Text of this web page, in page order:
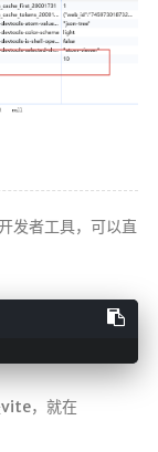
发者工具，可以直
vite，就在